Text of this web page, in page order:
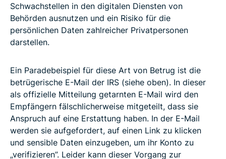
Schwachstellen in den digitalen Diensten von
Behörden ausnutzen und ein Risiko für die
persönlichen Daten zahlreicher Privatpersonen
darstellen.
Ein Paradebeispiel für diese Art von Betrug ist die
betrügerische E-Mail der IRS (siehe oben). In dieser
als offizielle Mitteilung getarnten E-Mail wird den
Empfängern fälschlicherweise mitgeteilt, dass sie
Anspruch auf eine Erstattung haben. In der E-Mail
werden sie aufgefordert, auf einen Link zu klicken
und sensible Daten einzugeben, um ihr Konto zu
„verifizieren”. Leider kann dieser Vorgang zur